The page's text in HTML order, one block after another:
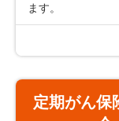
きにお支払いしま
注意事項／お
保障の対象と
上皮内新生
ます。
保険期間の種
保険期間
定期がん保